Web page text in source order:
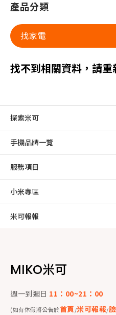
產品分類
找家電
找不到相關資料，請
探索米可
手機品牌一覽
服務項目
小米專區
米可報報
MIKO米可
週一到週日 11：00~21：00
(如有休假將公告於首頁/米可報報/